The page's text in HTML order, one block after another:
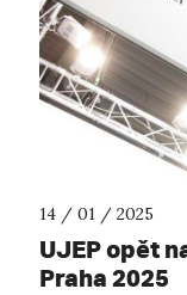
14 / 01 / 2025
UJEP opět
Praha 2025